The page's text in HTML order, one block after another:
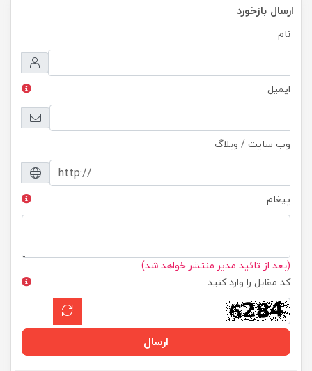
ارسال بازخورد
نام
ایمیل
وب سایت / وبلاگ
پیغام
(بعد از تائید مدیر منتشر خواهد شد)
کد مقابل را وارد کنید
ارسال